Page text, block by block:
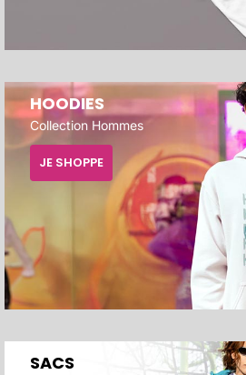
HOODIES
Collection Hommes
JE SHOPPE
SACS